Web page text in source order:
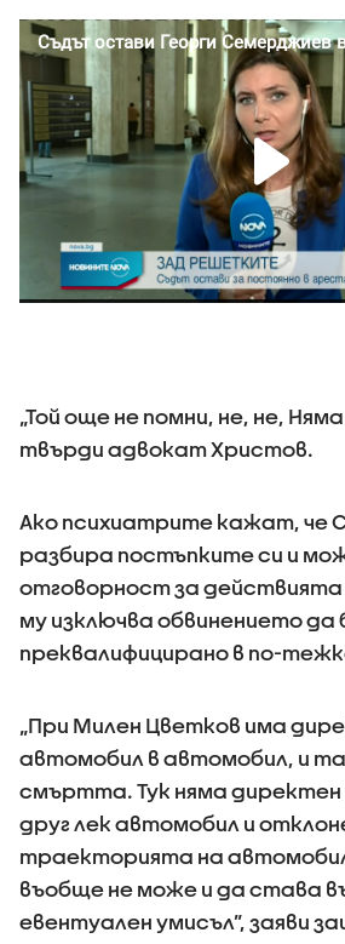
„Той още не помни, не, не,
твърди адвокат Христов.
Ако психиатрите кажат, че
разбира постъпките си и
отговорност за
му изключва обвинението да
преквалифицирано в по-
„При Милен Цветков има
автомобил в автомобил, и
смъртта. Тук няма директен
друг лек автомобил и
траекторията на
въобще не може и да става
евентуален умисъл”, заяви